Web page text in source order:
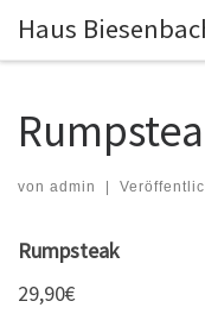
Zum Inhalt springen
Haus
von admin
Rumpsteak
29,90€